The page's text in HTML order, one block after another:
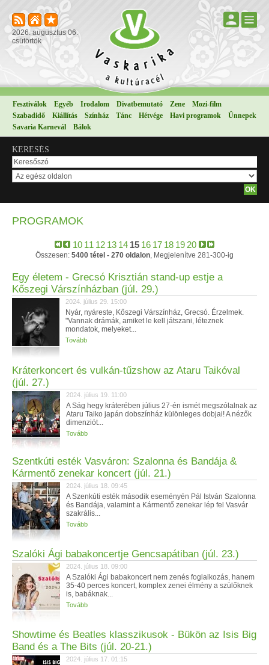
2026. augusztus 06.
csütörtök
Fesztiválok Egyéb Irodalom Divatbemutató Zene
Mozi-film
Szabadidő
Kiállítás Színház Tánc Hétvége Havi programok
Ünnepek
Savaria Karnevál
Bálok
KERESÉS
PROGRAMOK
10 11 12 13 14 15 16 17 18 19 20
Összesen: 5400 tétel - 270 oldalon, Megjelenítve 281-300-ig
Egy életem - Grecsó Krisztián stand-up estje a
Kőszegi Várszínházban (júl. 29.)
2024. július 29. 15:00
Nyár, nyáreste, Kőszegi Várszínház, Grecsó. Érzelmek.
"Vannak drámák, amiket le kell játszani, léteznek
mondatok, melyeket...
Tovább
Kráterkoncert és vulkán-tűzshow az Ataru Taikóval
(júl. 27.)
2024. július 19. 11:00
A Ság hegy kráterében július 27-én ismét megszólalnak az
Ataru Taiko japán dobszínház különleges dobjai! A nézők
dimenziót...
Tovább
Szentkúti esték Vasváron: Szalonna és Bandája &
Kármentő zenekar koncert (júl. 21.)
2024. július 18. 09:45
A Szenkúti esték második eseményén Pál István Szalonna
és Bandája, valamint a Kármentő zenekar lép fel Vasvár
szakrális...
Tovább
Szalóki Ági babakoncertje Gencsapátiban (júl. 23.)
2024. július 18. 09:00
A Szalóki Ági babakoncert nem zenés foglalkozás, hanem
35-40 perces koncert, komplex zenei élmény a szülőknek
is, babáknak...
Tovább
Showtime és Beatles klasszikusok - Bükön az Isis Big
Band és a The Bits (júl. 20-21.)
2024. július 17. 01:15